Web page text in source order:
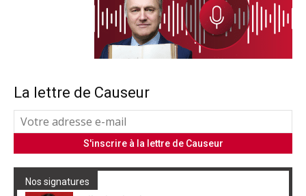
La lettre de Causeur
Nos signatures